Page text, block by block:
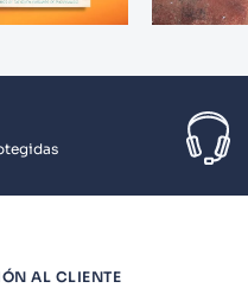
AL CLIENTE